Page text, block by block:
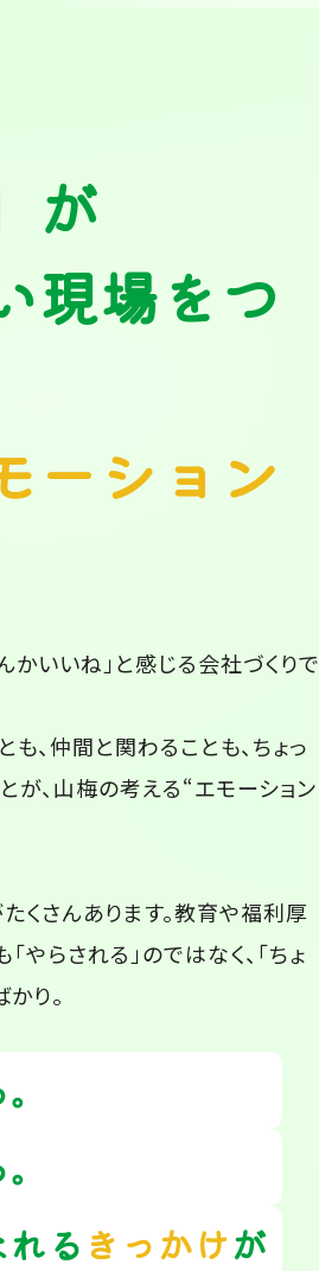
が
現場をつ
ーション
いいね」と感じる会社づくりで
、仲間と関わることも、ちょっ
が、山梅の考える“エモーション
くさんあります。教育や福利厚
やらされる」のではなく、「ちょ
り。
る きっかけが